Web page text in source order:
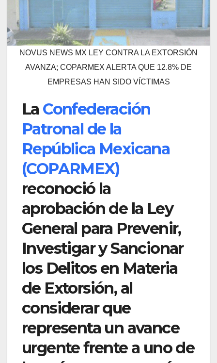
NOVUS NEWS MX LEY CONTRA LA EXTORSIÓN
AVANZA; COPARMEX ALERTA QUE 12.8% DE
EMPRESAS HAN SIDO VÍCTIMAS
La Confederación
Patronal de la
República Mexicana
(COPARMEX)
reconoció la
aprobación de la Ley
General para Prevenir,
Investigar y Sancionar
los Delitos en Materia
de Extorsión, al
considerar que
representa un avance
urgente frente a uno de